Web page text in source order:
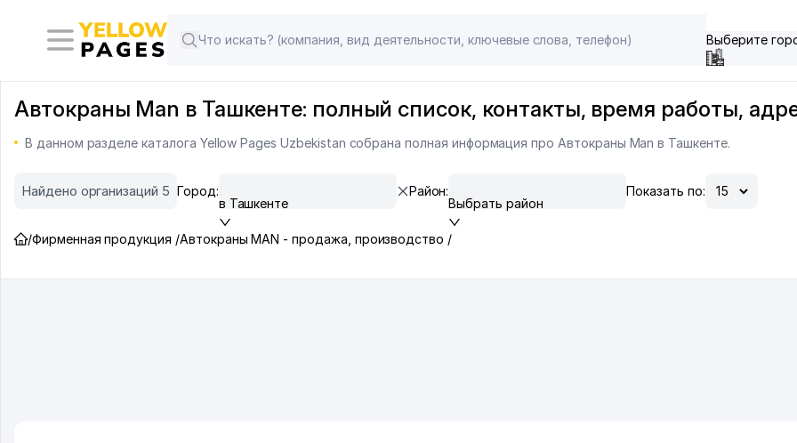
Выберите
Автокраны Man в Ташкенте: полный список, контакты, время работы,
В данном разделе каталога Yellow Pages Uzbekistan собрана полная информация про Автокраны Man в Ташкенте.
Найдено организаций 5 Город:
в Ташкенте
Район:
Выбрать район
Показать по:
/Фирменная продукция /Автокраны MAN - продажа, производство /